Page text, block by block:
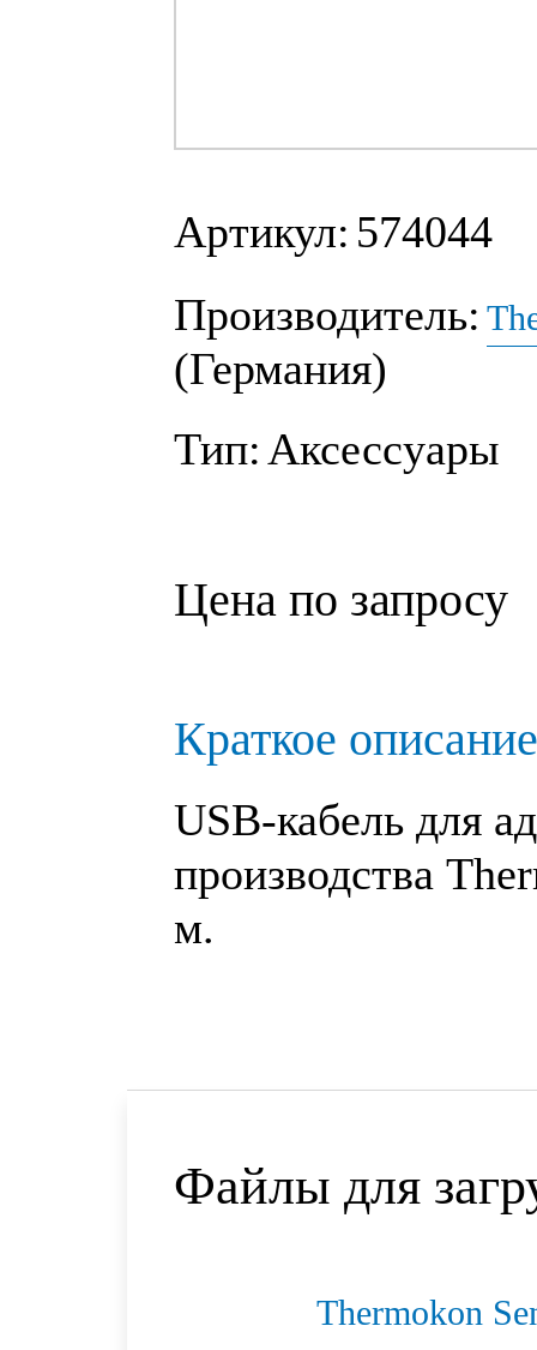
Артикул: 574044
Производитель:
(Германия)
Тип: Аксессуары
Цена по запросу
Краткое
USB-кабель для
производства
м.
Файлы для
Thermokon